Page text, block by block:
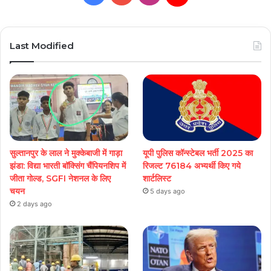
Last Modified
सुल्तानपुर के लाल ने मुक्केबाजी में गाड़ा
झंडा: विद्या भारती बॉक्सिंग चैंपियनशिप में
जीता गोल्ड, SGFI नेशनल के लिए
चयन
2 days ago
यूपी पुलिस कॉन्स्टेबल भर्ती 2025 का
रिजल्ट 76184 अभ्यर्थी किए गये
शार्टलिस्ट
5 days ago